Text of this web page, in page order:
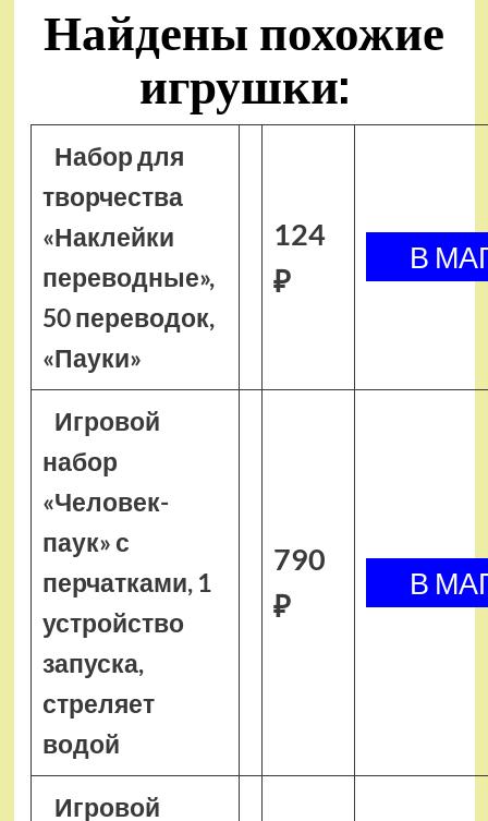
Найдены похожие
игрушки:
Набор для
творчества
«Наклейки
переводные»,
50 переводок,
«Пауки»
124
₽
Игровой
набор
«Человек-
паук» с
перчатками, 1
устройство
запуска,
стреляет
водой
790
₽
Игровой